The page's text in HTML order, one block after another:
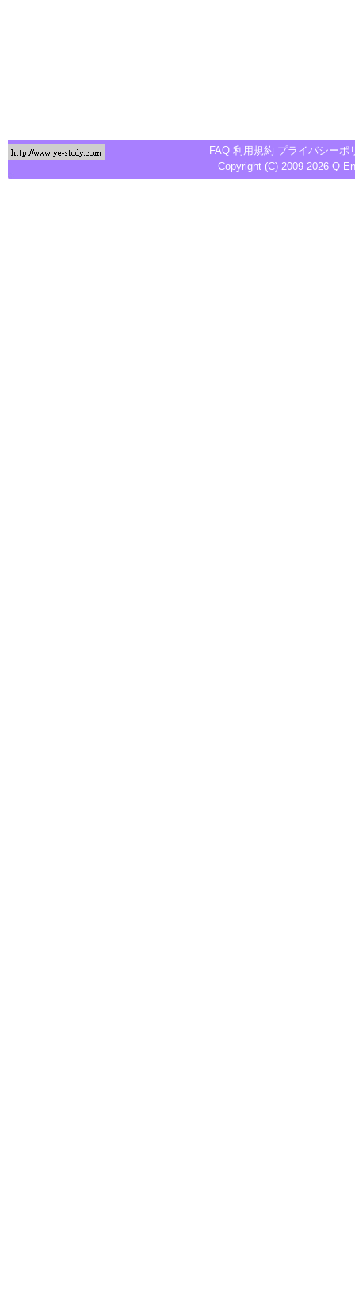
FAQ 利用規約 プライバシーポ
Copyright (C) 2009-2026 Q-